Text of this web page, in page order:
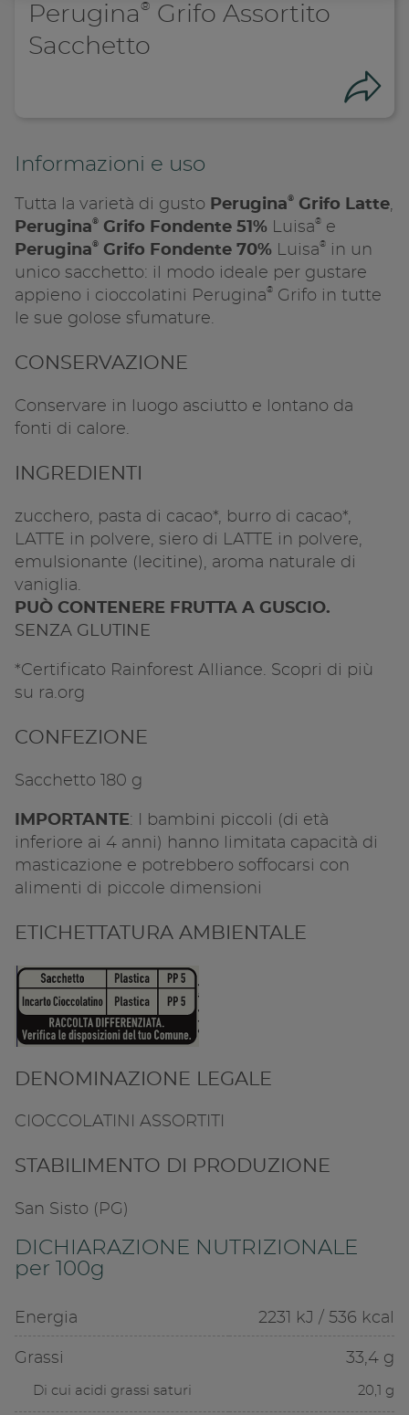
Perugina ®
Grifo Assortito
Sacchetto
Copia
Informazioni e uso
Tutta la varietà di gusto Perugina® Grifo Latte,
Perugina® Grifo Fondente 51% Luisa®
e
Perugina® Grifo Fondente 70% Luisa®
in un
unico sacchetto: il modo ideale per gustare
appieno i cioccolatini Perugina®
Grifo in tutte
le sue golose sfumature.
CONSERVAZIONE
Conservare in luogo asciutto e lontano da
fonti di calore.
INGREDIENTI
zucchero, pasta di cacao*, burro di cacao*,
LATTE in polvere, siero di LATTE in polvere,
emulsionante (lecitine), aroma naturale di
vaniglia.
PUÒ CONTENERE FRUTTA A GUSCIO.
SENZA GLUTINE
*Certificato Rainforest Alliance. Scopri di più
su ra.org
CONFEZIONE
Sacchetto 180 g
IMPORTANTE: I bambini piccoli (di età
inferiore ai 4 anni) hanno limitata capacità di
masticazione e potrebbero soffocarsi con
alimenti di piccole dimensioni
ETICHETTATURA AMBIENTALE
DENOMINAZIONE LEGALE
CIOCCOLATINI ASSORTITI
STABILIMENTO DI PRODUZIONE
San Sisto (PG)
DICHIARAZIONE NUTRIZIONALE
per 100g
Energia 2231 kJ / 536 kcal
Grassi 33,4 g
Di cui acidi grassi saturi 20,1 g